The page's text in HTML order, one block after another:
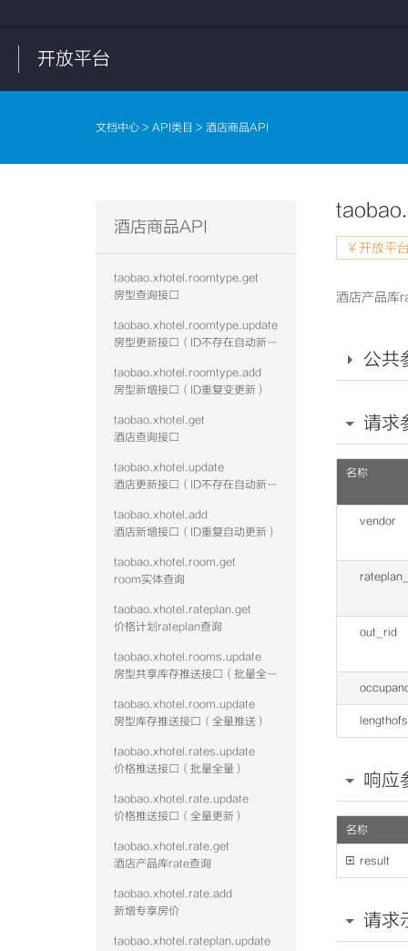
开放平台
文档中心 > API类目 > 酒店商品API
酒店商品API
taobao.xhotel.roomtype.get
房型查询接口
taobao.xhotel.roomtype.update
房型更新接口（ID不存在自动新增）
taobao.xhotel.roomtype.add
房型新增接口（ID重复变更新）
taobao.xhotel.get
酒店查询接口
taobao.xhotel.update
酒店更新接口（ID不存在自动新增）
taobao.xhotel.add
酒店新增接口（ID重复自动更新）
taobao.xhotel.room.get
room实体查询
taobao.xhotel.rateplan.get
价格计划rateplan查询
taobao.xhotel.rooms.update
房型共享库存推送接口（批量全量）
taobao.xhotel.room.update
房型库存推送接口（全量推送）
taobao.xhotel.rates.update
价格推送接口（批量全量）
taobao.xhotel.rate.update
价格推送接口（全量更新）
taobao.xhotel.rate.get
酒店产品库rate查询
taobao.xhotel.rate.add
新增专享房价
taobao.xhotel.rateplan.update
￥开放平
酒店产品库
公共
请求
名称
vendor
out_rid
响应
名称
 result
请求